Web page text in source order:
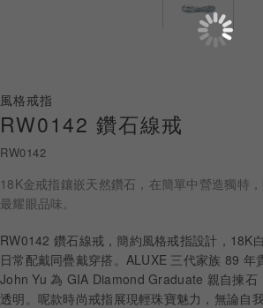
黃金金飾
關於ALUXE
嚴選鑽石
最新消息
婚禮護照
風格戒指
RW0142 鑽石線戒
RW0142
18K金戒指鑲嵌天然鑽石，在簡單中營造獨特
最耀眼品味。
RW0142 鑽石線戒，簡約風格戒指設計，18K
日常配戴同疊戴穿搭。ALUXE 三代家族 89 年
John Yu 為 GIA Diamond Graduate 親自揀石
透明。呢款時尚戒指展現輕珠寶魅力，無論自